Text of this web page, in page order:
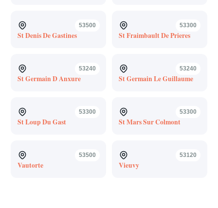
53500
St Denis De Gastines
53300
St Fraimbault De Prieres
53240
St Germain D Anxure
53240
St Germain Le Guillaume
53300
St Loup Du Gast
53300
St Mars Sur Colmont
53500
Vautorte
53120
Vieuvy